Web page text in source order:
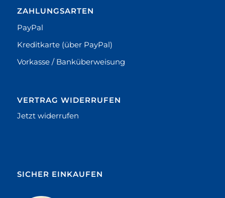
ZAHLUNGSARTEN
PayPal
Kreditkarte (über PayPal)
Vorkasse / Banküberweisung
VERTRAG WIDERRUFEN
Jetzt widerrufen
SICHER EINKAUFEN